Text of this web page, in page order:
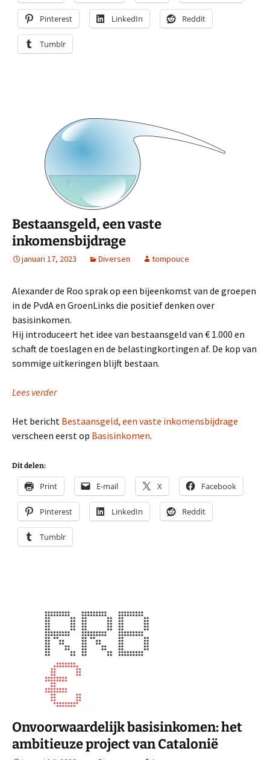
Pinterest LinkedIn Reddit
Tumblr
Bestaansgeld, een vaste
inkomensbijdrage
januari 17, 2023 Diversen tompouce
Alexander de Roo sprak op een bijeenkomst van de groepen
in de PvdA en GroenLinks die positief denken over
basisinkomen.
Hij introduceert het idee van bestaansgeld van € 1.000 en
schaft de toeslagen en de belastingkortingen af. De kop van
sommige uitkeringen blijft bestaan.
Lees verder
Het bericht Bestaansgeld, een vaste inkomensbijdrage
verscheen eerst op Basisinkomen.
Dit delen:
Print E-mail X Facebook
Pinterest LinkedIn Reddit
Tumblr
Onvoorwaardelijk basisinkomen: het
ambitieuze project van Catalonië